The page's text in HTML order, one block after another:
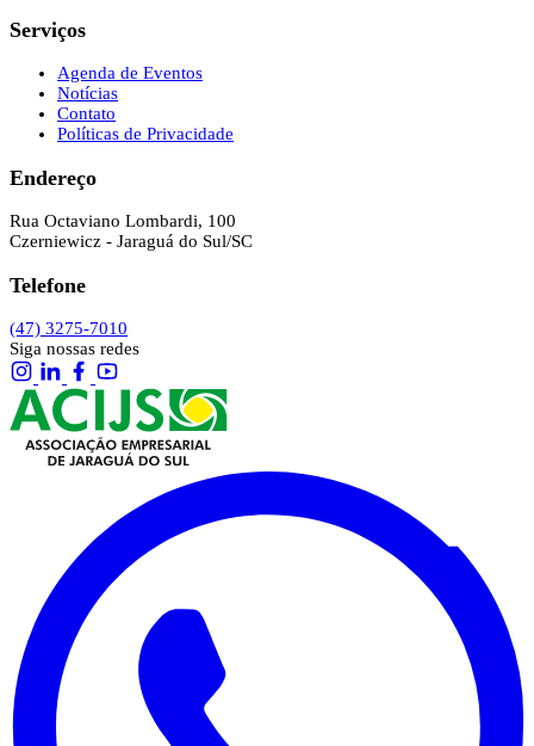
Serviços
Agenda de Eventos
Notícias
Contato
Políticas de Privacidade
Endereço
Rua Octaviano Lombardi, 100
Czerniewicz - Jaraguá do Sul/SC
Telefone
(47) 3275-7010
Siga nossas redes